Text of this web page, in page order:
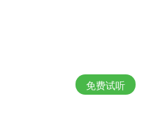
免费试听